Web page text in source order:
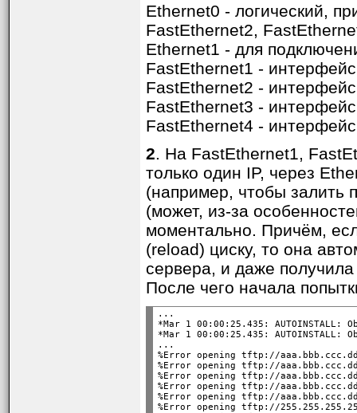
Ethernet0 - логический,
FastEthernet2,
Ethernet1 - для
FastEthernet1 -
FastEthernet2 -
FastEthernet3 -
FastEthernet4 -
2 . На FastEthernet1,
только один IP, через
(например, чтобы залить
(может, из-за
моментально. Причём,
(reload) циску, то она
сервера, и даже
После чего начала
...
*Mar 1 00:00:25.435:
*Mar 1 00:00:25.435:
...
%Error opening tftp://
%Error opening tftp://
%Error opening tftp://
%Error opening tftp://
%Error opening tftp://
%Error opening tftp://